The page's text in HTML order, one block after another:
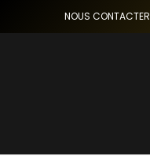
NOUS CONTACTER